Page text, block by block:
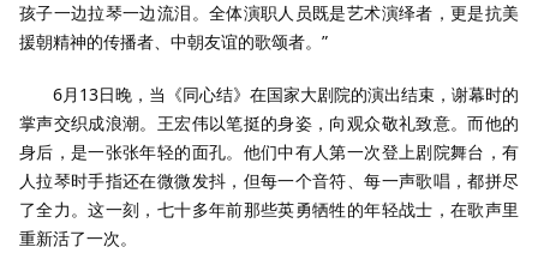
孩子一边拉琴一边流泪。全体演职人员既是艺术演绎者，更是抗美
援朝精神的传播者、中朝友谊的歌颂者。”
6月13日晚，当《同心结》在国家大剧院的演出结束，谢幕时的
掌声交织成浪潮。王宏伟以笔挺的身姿，向观众敬礼致意。而他的
身后，是一张张年轻的面孔。他们中有人第一次登上剧院舞台，有
人拉琴时手指还在微微发抖，但每一个音符、每一声歌唱，都拼尽
了全力。这一刻，七十多年前那些英勇牺牲的年轻战士，在歌声里
重新活了一次。